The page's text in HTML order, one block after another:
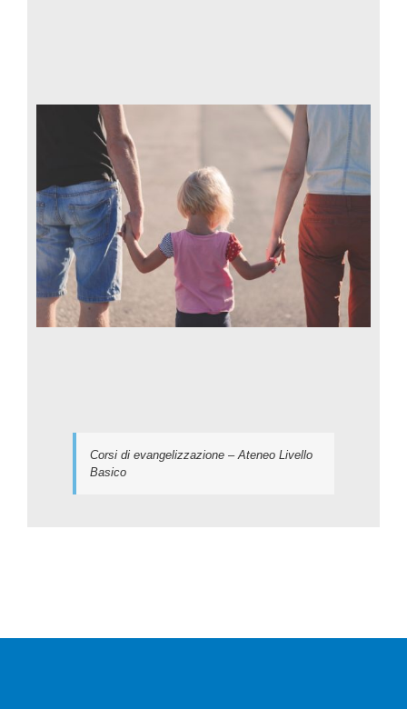
Corsi di evangelizzazione – Ateneo Livello
Basico